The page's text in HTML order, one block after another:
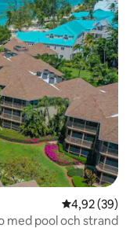
4,92 av 5 i
4,92 (39)
med pool och strand